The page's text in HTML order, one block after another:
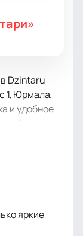
Dzintaru
1, Юрмала.
и удобное
вечер
шоу сяркие